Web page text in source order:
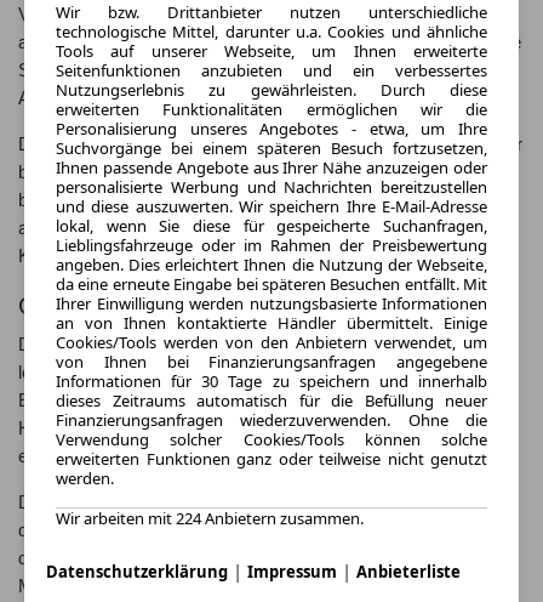
Verarbeitung ist der Porsche 718 Cayman ein echter Blickfang
auf der Straße. Die markante Linienführung und die dynamische
Silhouette machen den Cayman zu einem Sportwagen, der
Aufmerksamkeit erregt.
Der Porsche 718 Cayman ist ein Sportwagen, der Fahrspaß pur
bietet und mit seiner Performance und seinem Handling
begeistert. Mit seinem Mittelmotor-Konzept und seiner
ausgefeilten Technik setzt der Cayman Maßstäbe in seiner
Klasse.
Geschichte des Porsche 718 Cayman
Der Porsche 718 Cayman ist die Weiterentwicklung des
legendären Porsche 718, der in den 1950er Jahren große
Erfolge im Motorsport feierte. Der Name "718" steht für die
Hubraumklasse des Motors, die den 718 Cayman zu einem
echten Kraftpaket macht.
Der Cayman wurde erstmals im Jahr 2006 als Coupé-Version
des Porsche Boxster vorgestellt und hat sich seitdem zu einem
der beliebtesten Sportwagen der Marke entwickelt. Mit seinem
Mittelmotor-Konzept und seinem agilen Fahrverhalten setzt der
Wir bzw. Drittanbieter nutzen unterschiedliche
technologische Mittel, darunter u.a. Cookies und ähnliche
Tools auf unserer Webseite, um Ihnen erweiterte
Seitenfunktionen anzubieten und ein verbessertes
Nutzungserlebnis zu gewährleisten. Durch diese
erweiterten Funktionalitäten ermöglichen wir die
Personalisierung unseres Angebotes - etwa, um Ihre
Suchvorgänge bei einem späteren Besuch fortzusetzen,
Ihnen passende Angebote aus Ihrer Nähe anzuzeigen oder
personalisierte Werbung und Nachrichten bereitzustellen
und diese auszuwerten. Wir speichern Ihre E-Mail-Adresse
lokal, wenn Sie diese für gespeicherte Suchanfragen,
Lieblingsfahrzeuge oder im Rahmen der Preisbewertung
angeben. Dies erleichtert Ihnen die Nutzung der Webseite,
da eine erneute Eingabe bei späteren Besuchen entfällt. Mit
Ihrer Einwilligung werden nutzungsbasierte Informationen
an von Ihnen kontaktierte Händler übermittelt. Einige
Cookies/Tools werden von den Anbietern verwendet, um
von Ihnen bei Finanzierungsanfragen angegebene
Informationen für 30 Tage zu speichern und innerhalb
dieses Zeitraums automatisch für die Befüllung neuer
Finanzierungsanfragen wiederzuverwenden. Ohne die
Verwendung solcher Cookies/Tools können solche
erweiterten Funktionen ganz oder teilweise nicht genutzt
werden.
Wir arbeiten mit 224 Anbietern zusammen.
Datenschutzerklärung | Impressum | Anbieterliste